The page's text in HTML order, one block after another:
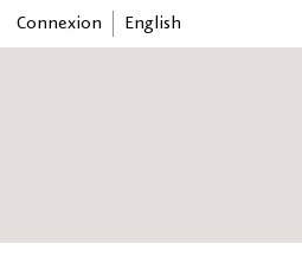
Connexion English